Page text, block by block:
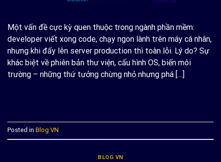
Một vấn đề cực kỳ quen thuộc trong ngành phần mềm:
developer viết xong code, chạy ngon lành trên máy cá nhân,
nhưng khi đẩy lên server production thì toàn lỗi. Lý do? Sự
khác biệt về phiên bản thư viện, cấu hình OS, biến môi
trường – những thứ tưởng chừng nhỏ nhưng phá […]
Posted in Blog VN
BLOG VN